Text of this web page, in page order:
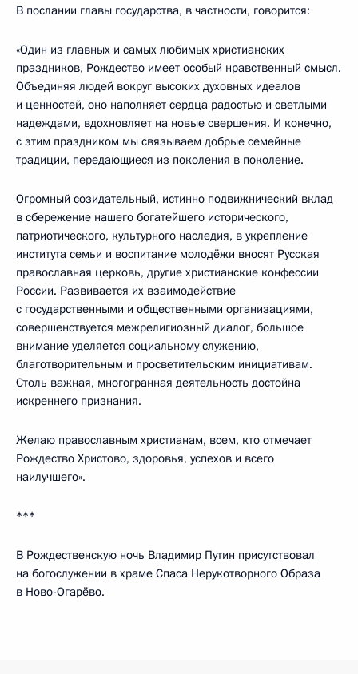
В послании главы государства, в частности, говорится:
«Один из главных и самых любимых христианских
праздников, Рождество имеет особый нравственный смысл.
Объединяя людей вокруг высоких духовных идеалов
и ценностей, оно наполняет сердца радостью и светлыми
надеждами, вдохновляет на новые свершения. И конечно,
с этим праздником мы связываем добрые семейные
традиции, передающиеся из поколения в поколение.
Огромный созидательный, истинно подвижнический вклад
в сбережение нашего богатейшего исторического,
патриотического, культурного наследия, в укрепление
института семьи и воспитание молодёжи вносят Русская
православная церковь, другие христианские конфессии
России. Развивается их взаимодействие
с государственными и общественными организациями,
совершенствуется межрелигиозный диалог, большое
внимание уделяется социальному служению,
благотворительным и просветительским инициативам.
Столь важная, многогранная деятельность достойна
искреннего признания.
Желаю православным христианам, всем, кто отмечает
Рождество Христово, здоровья, успехов и всего
наилучшего».
***
В Рождественскую ночь Владимир Путин присутствовал
на богослужении в храме Спаса Нерукотворного Образа
в Ново-Огарёво.